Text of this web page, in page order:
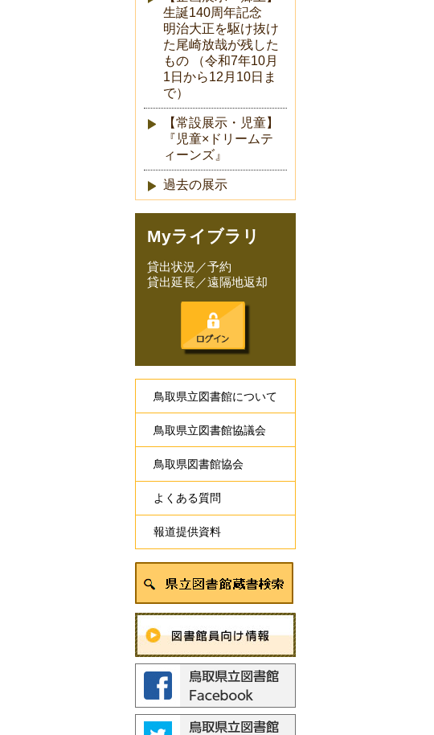
生誕140周年記念
明治大正を駆け抜け
た尾崎放哉が残した
もの （令和7年10月
1日から12月10日ま
で）
【常設展示・児童】
『児童×ドリームテ
ィーンズ』
過去の展示
Myライブラリ
貸出状況／予約
貸出延長／遠隔地返却
鳥取県立図書館について
鳥取県立図書館協議会
鳥取県図書館協会
よくある質問
報道提供資料